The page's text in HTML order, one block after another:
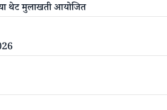
थेट मुलाखती आयोजित